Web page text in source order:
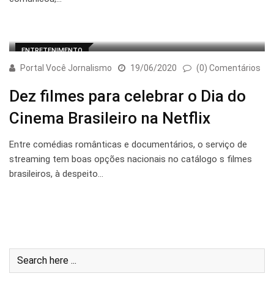
ENTRETENIMENTO
Portal Você Jornalismo 19/06/2020 (0) Comentários
Dez filmes para celebrar o Dia do
Cinema Brasileiro na Netflix
Entre comédias românticas e documentários, o serviço de
streaming tem boas opções nacionais no catálogo s filmes
brasileiros, à despeito…